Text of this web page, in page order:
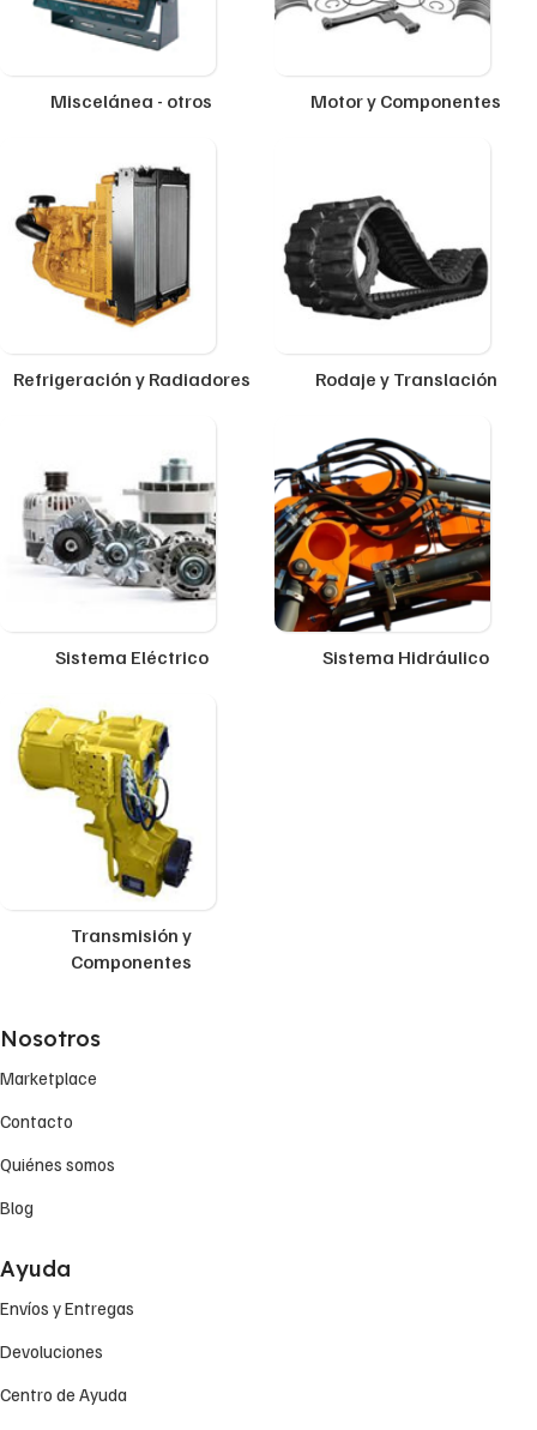
Miscelánea - otros Motor y Componentes
Refrigeración y Radiadores Rodaje y Translación
Sistema Eléctrico Sistema Hidráulico
Transmisión y
Componentes
Nosotros
Marketplace
Contacto
Quiénes somos
Blog
Ayuda
Envíos y Entregas
Devoluciones
Centro de Ayuda